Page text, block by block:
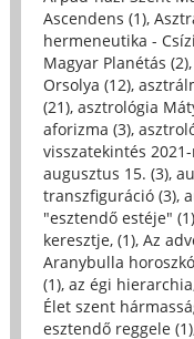
Ascendens (1),
hermeneutika -
Magyar Planétás (2),
Orsolya (12),
(21), asztrológia
aforizma (3),
visszatekintés
augusztus 15. (3),
transzfiguráció (3),
"esztendő estéje" (1)
keresztje, (1), Az
Aranybulla
(1), az égi
Élet szent
esztendő reggele (1)